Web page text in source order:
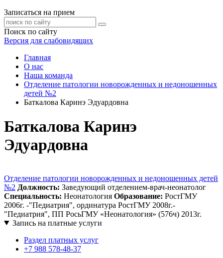
Записаться на прием
Поиск по сайту
Версия для слабовидящих
Главная
О нас
Наша команда
Отделение патологии новорожденных и недоношенных
детей №2
Баткалова Каринэ Эдуардовна
Баткалова Каринэ
Эдуардовна
Отделение патологии новорожденных и недоношенных детей
№2 Должность: Заведующий отделением-врач-неонатолог
Специальность: Неонатология Образование: РостГМУ
2006г. -"Педиатрия", ординатура РостГМУ 2008г.-
"Педиатрия", ПП РосьГМУ «Неонатология» (576ч) 2013г.
Запись на платные услуги
Раздел платных услуг
+7 988 578-48-37